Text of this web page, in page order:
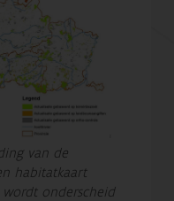
van de
habitatkaart
onderscheid